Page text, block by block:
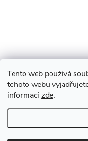
Tento web používá
tohoto webu
informacízde.
Z
á
Copyright 2026